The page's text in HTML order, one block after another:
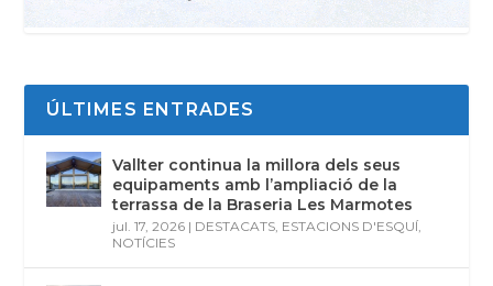
ÚLTIMES ENTRADES
Vallter continua la millora dels seus
equipaments amb l’ampliació de la
terrassa de la Braseria Les Marmotes
jul. 17, 2026 | DESTACATS ESTACIONS D'ESQUÍ
NOTÍCIES